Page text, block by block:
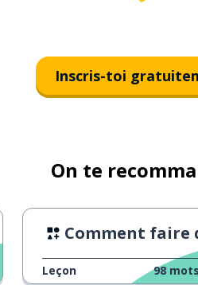
Inscris-toi
On te
Comment faire du
Leçon 98